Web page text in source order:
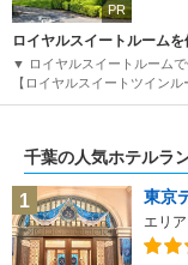
PR
ロイヤルスイートルーム
▼ ロイヤルスイートルーム
【ロイヤルスイートツイン
千葉の人気ホテルラ
1 東京
エリア